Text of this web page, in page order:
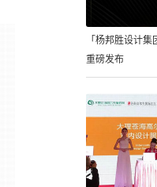
「杨邦胜设计
重磅发布